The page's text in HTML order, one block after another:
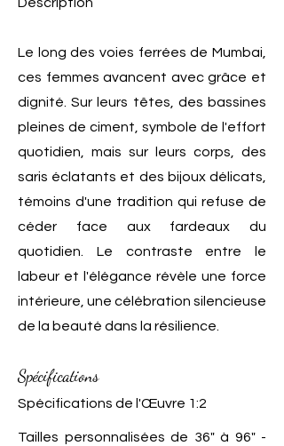
Le long des voies ferrées de Mumbai,
ces femmes avancent avec grâce et
dignité. Sur leurs têtes, des bassines
pleines de ciment, symbole de l'effort
quotidien, mais sur leurs corps, des
saris éclatants et des bijoux délicats,
témoins d'une tradition qui refuse de
céder face aux fardeaux du
quotidien. Le contraste entre le
labeur et l'élégance révèle une force
intérieure, une célébration silencieuse
de la beauté dans la résilience.
Spécifications
Spécifications de l'Œuvre 1:2
Tailles personnalisées de 36" à 96" -